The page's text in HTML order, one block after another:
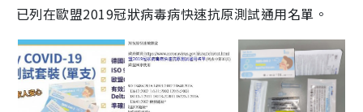
已列在歐盟2019冠狀病毒病快速抗原測試通用名單。